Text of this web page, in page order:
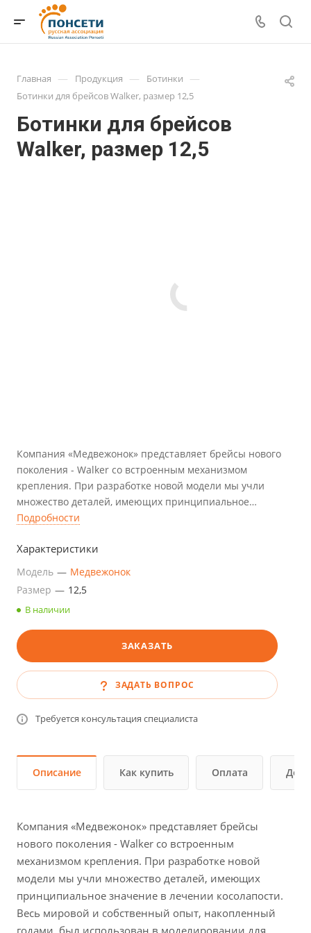
Главная — Продукция — Ботинки —
Ботинки для брейсов Walker, размер 12,5
Ботинки для брейсов
Walker, размер 12,5
Компания «Медвежонок» представляет брейсы нового
поколения - Walker со встроенным механизмом
крепления. При разработке новой модели мы учли
множество деталей, имеющих принципиальное
значение в лечении косолапости.
Подробности
Характеристики
Модель — Медвежонок
Размер — 12,5
В наличии
ЗАКАЗАТЬ
ЗАДАТЬ ВОПРОС
Требуется консультация специалиста
Описание Как купить Оплата
Компания «Медвежонок» представляет брейсы
нового поколения - Walker со встроенным
механизмом крепления. При разработке новой
модели мы учли множество деталей, имеющих
принципиальное значение в лечении косолапости.
Весь мировой и собственный опыт, накопленный
годами, был использован в моделировании для